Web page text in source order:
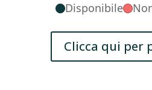
Disponibile
Clicca qui per